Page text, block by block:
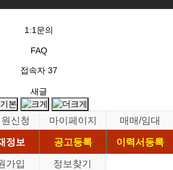
1:1문의
FAQ
접속자 37
새글
신청 마이페이지
매매/임대
정보 공고등록
이력서등록
가입 정보찾기